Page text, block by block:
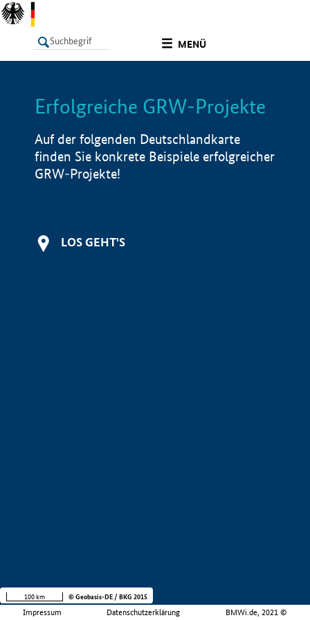
MENÜ
LISTE Info
Erfolgreiche GRW-Projekte
Auf der folgenden Deutschlandkarte
finden Sie konkrete Beispiele erfolgreicher
GRW-Projekte!
LOS GEHT'S
Impressum Datenschutzerklärung BMWi.de, 2021 ©
100 km © Geobasis-DE / BKG 2015